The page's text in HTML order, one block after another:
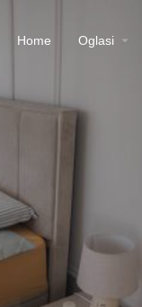
Home Oglasi